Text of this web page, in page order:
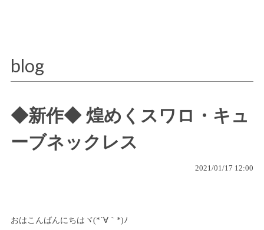
blog
◆新作◆ 煌めくスワロ・キュ
ーブネックレス
2021/01/17 12:00
おはこんばんにちはヾ(*´∀｀*)ﾉ